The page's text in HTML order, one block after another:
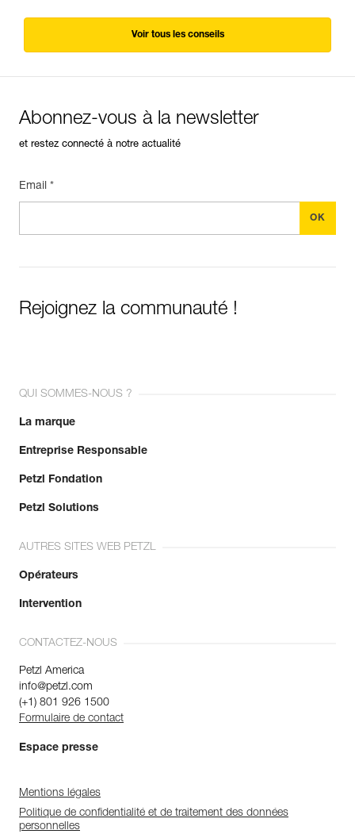
Voir tous les conseils
Abonnez-vous à la newsletter
et restez connecté à notre actualité
Email *
Rejoignez la communauté !
QUI SOMMES-NOUS ?
La marque
Entreprise Responsable
Petzl Fondation
Petzl Solutions
AUTRES SITES WEB PETZL
Opérateurs
Intervention
CONTACTEZ-NOUS
Petzl America
info@petzl.com
(+1) 801 926 1500
Formulaire de contact
Espace presse
Mentions légales
Politique de confidentialité et de traitement des données
personnelles